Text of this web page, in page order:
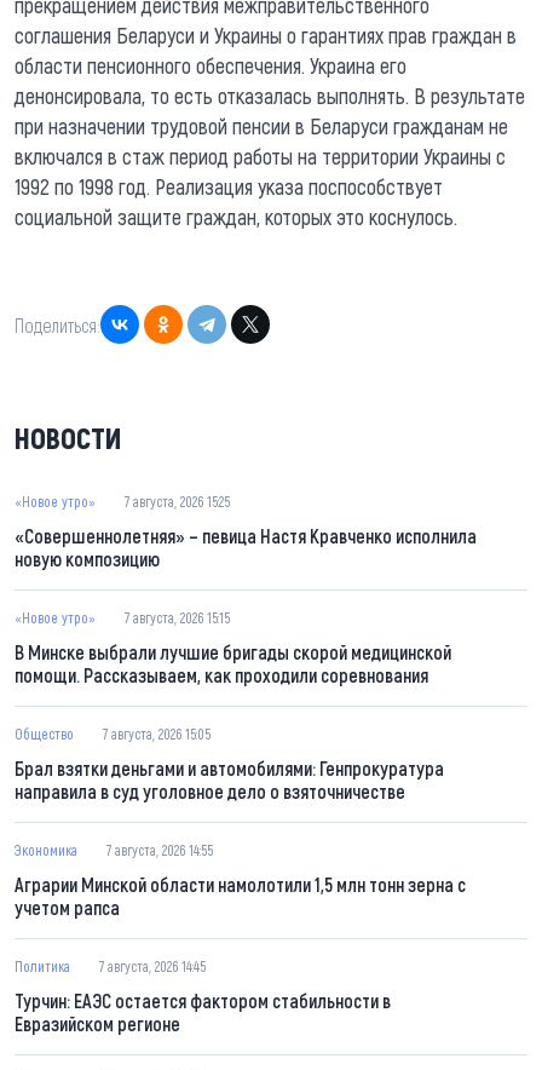
прекращением действия межправительственного
соглашения Беларуси и Украины о гарантиях прав граждан в
области пенсионного обеспечения. Украина его
денонсировала, то есть отказалась выполнять. В результате
при назначении трудовой пенсии в Беларуси гражданам не
включался в стаж период работы на территории Украины с
1992 по 1998 год. Реализация указа поспособствует
социальной защите граждан, которых это коснулось.
Поделиться:
НОВОСТИ
«Новое утро» 7 августа, 2026 15:25
«Совершеннолетняя» – певица Настя Кравченко исполнила
новую композицию
«Новое утро» 7 августа, 2026 15:15
В Минске выбрали лучшие бригады скорой медицинской
помощи. Рассказываем, как проходили соревнования
Общество 7 августа, 2026 15:05
Брал взятки деньгами и автомобилями: Генпрокуратура
направила в суд уголовное дело о взяточничестве
Экономика 7 августа, 2026 14:55
Аграрии Минской области намолотили 1,5 млн тонн зерна с
учетом рапса
Политика 7 августа, 2026 14:45
Турчин: ЕАЭС остается фактором стабильности в
Евразийском регионе